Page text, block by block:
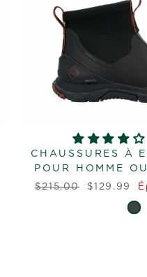
CHAUSSURES À
POUR HOMME
Prix
$215.00
Prix
$129.99